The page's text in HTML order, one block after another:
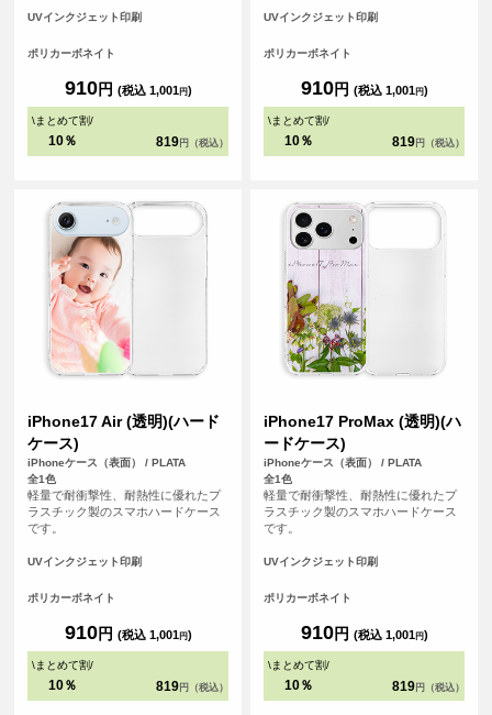
UVインクジェット印刷
ポリカーボネイト
910円 (税込 1,001円)
\まとめて割/
10％ 819 円（税込）
UVインクジェット印刷
ポリカーボネイト
910円 (税込 1,001円)
\まとめて割/
10％ 819 円（税込）
iPhone17 Air (透明)(ハード
ケース)
iPhoneケース（表面） / PLATA
全1色
軽量で耐衝撃性、耐熱性に優れたプ
ラスチック製のスマホハードケース
です。
UVインクジェット印刷
ポリカーボネイト
910円 (税込 1,001円)
\まとめて割/
10％ 819 円（税込）
iPhone17 ProMax (透明)(ハ
ードケース)
iPhoneケース（表面） / PLATA
全1色
軽量で耐衝撃性、耐熱性に優れたプ
ラスチック製のスマホハードケース
です。
UVインクジェット印刷
ポリカーボネイト
910円 (税込 1,001円)
\まとめて割/
10％ 819 円（税込）